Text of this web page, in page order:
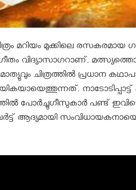
മുക്കിലെ രസകരമായ
വിദ്യാസാഗറാണ്.
ചിത്രത്തില്‍ പ്രധാന
നാടോടിപ്പാട്ട്
പോർച്ചുഗീസുകാർ പണ്ട്
ആദ്യമായി